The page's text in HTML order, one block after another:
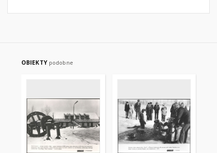
OBIEKTY podobne